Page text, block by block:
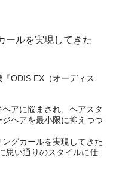
ールを実現してきた
ODIS EX（オーディス
アに悩まされ、ヘアスタ
ヘアを最小限に抑えつつ
グカールを実現してきた
思い通りのスタイルに仕